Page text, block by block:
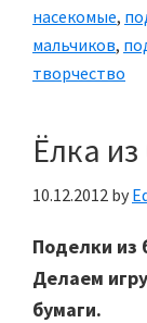
насекомые,
мальчиков,
творчество
Ёлка
10.12.2012 by
Поделки из
Делаем
бумаги.